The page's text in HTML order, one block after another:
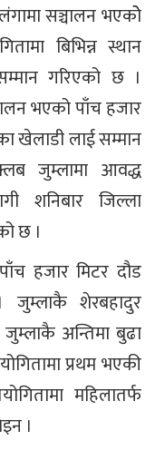
सञ्चालन भएकोे
बिभिन्न स्थान
गरिएको छ ।
भएको पाँच हजार
खेलाडी लाई सम्मान
जुम्लामा आवद्ध
शनिबार जिल्ला
छ ।
हजार मिटर दौड
जुम्लाकै शेरबहादुर
जुम्लाकै अन्तिमा बुढा
प्रथम भएकी
महिलातर्फ
।